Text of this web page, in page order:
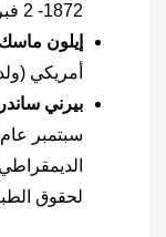
1872- 2 فبراير 1970).
إيلون
أمريكي (ولد 28 يونيو عام
بيرني
لحقوق